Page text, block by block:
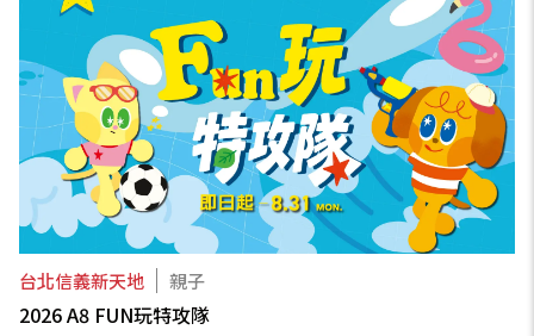
台北信義新天地 親子
2026 A8 FUN玩特攻隊